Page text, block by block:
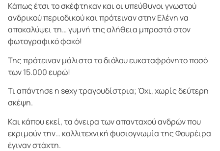
Κάπως έτσι το σκέφτηκαν και οι υπεύθυνοι γνωστού
ανδρικού περιοδικού και πρότειναν στην Ελένη να
αποκαλύψει τη… γυμνή της αλήθεια μπροστά στον
φωτογραφικό φακό!
Της πρότειναν μάλιστα το διόλου ευκαταφρόνητο ποσό
των 15.000 ευρώ!
Τι απάντησε η sexy τραγουδίστρια; Όχι, χωρίς δεύτερη
σκέψη.
Και κάπου εκεί, τα όνειρα των απανταχού ανδρών που
εκριμούν την… καλλιτεχνική φυσιογνωμία της Φουρέιρα
έγιναν στάχτη.